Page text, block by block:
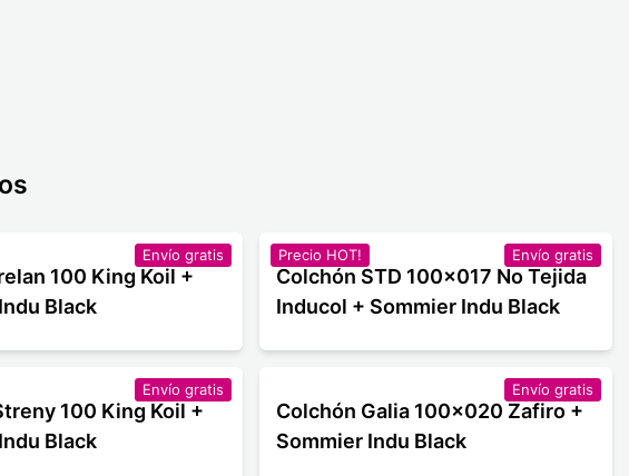
Envío gratis
100 King Koil +
Black
Precio HOT! Envío gratis
Colchón STD 100x017 No Tejida
Inducol + Sommier Indu Black
Envío gratis
100 King Koil +
Black
Envío gratis
Colchón Galia 100x020 Zafiro +
Sommier Indu Black